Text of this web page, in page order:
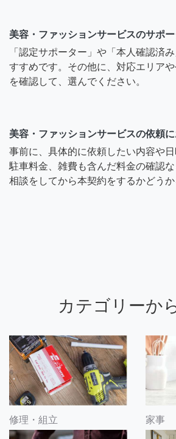
美容・ファッションサービスのサポ
「認定サポーター」や「本人確認済
すすめです。その他に、対応エリア
を確認して、選んでください。
美容・ファッションサービスの依頼
事前に、具体的に依頼したい内容や
駐車料金、雑費も含んだ料金の確認
相談をしてから本契約をするかどうか
カテゴリーか
修理・組立 家事